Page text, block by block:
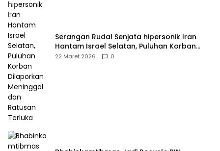
Serangan Rudal Senjata hipersonik Iran
Hantam Israel Selatan, Puluhan Korban
Dilaporkan Meninggal dan Ratusan Terluka
22 Maret 2026 0